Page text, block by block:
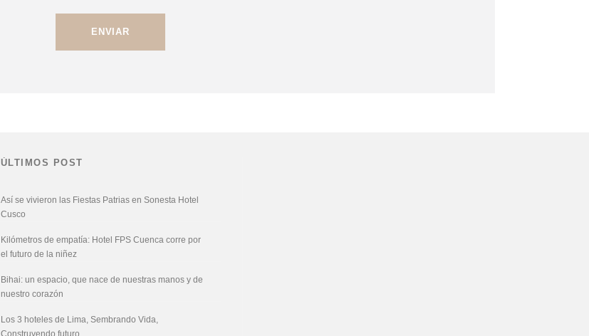
ÚLTIMOS POST
Así se vivieron las Fiestas Patrias en Sonesta Hotel
Cusco
Kilómetros de empatía: Hotel FPS Cuenca corre por
el futuro de la niñez
Bihai: un espacio, que nace de nuestras manos y de
nuestro corazón
Los 3 hoteles de Lima, Sembrando Vida,
Construyendo futuro